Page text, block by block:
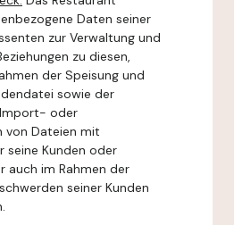
Daten seiner
zur Verwaltung und
zu diesen,
der Speisung und
sowie der
oder
von Dateien mit
seine Kunden oder
auch im Rahmen der
seiner Kunden